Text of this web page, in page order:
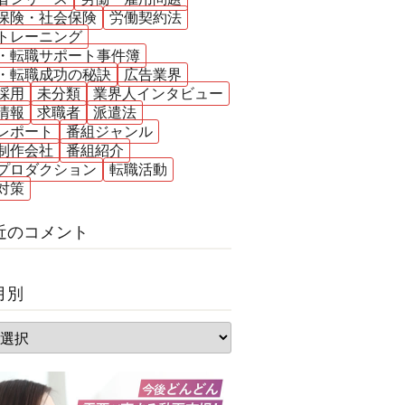
険・社会保険
労働契約法
レーニング
転職サポート事件簿
転職成功の秘訣
広告業界
用
未分類
業界人インタビュー
報
求職者
派遣法
ポート
番組ジャンル
作会社
番組紹介
ロダクション
転職活動
策
のコメント
別